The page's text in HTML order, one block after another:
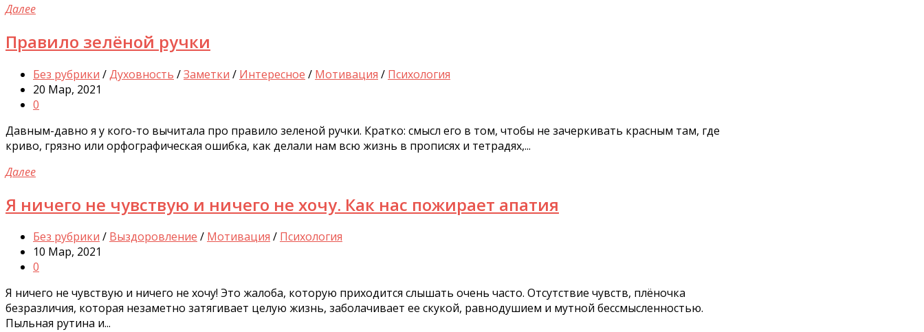
Далее
Правило зелёной ручки
Без рубрики /Духовность /Заметки / Интересное / Мотивация / Психология
20 Мар, 2021
0
Давным-давно я у кого-то вычитала про правило зеленой ручки. Кратко: смысл его в том, чтобы не зачеркивать красным там, где
криво, грязно или орфографическая ошибка, как делали нам всю жизнь в прописях и тетрадях,...
Далее
Я ничего не чувствую и ничего не хочу. Как нас пожирает апатия
Без рубрики / Выздоровление / Мотивация / Психология
10 Мар, 2021
0
Я ничего не чувствую и ничего не хочу! Это жалоба, которую приходится слышать очень часто. Отсутствие чувств, плёночка
безразличия, которая незаметно затягивает целую жизнь, заболачивает ее скукой, равнодушием и мутной бессмысленностью.
Пыльная рутина и...